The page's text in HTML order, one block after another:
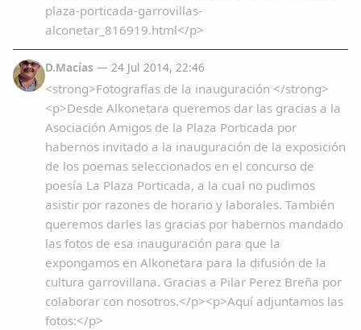
plaza-porticada-garrovillas-
alconetar_816919.html</p>
D.Macías — 24 Jul 2014, 22:46
<strong>Fotografías de la inauguración </strong>
<p>Desde Alkonetara queremos dar las gracias a la
Asociación Amigos de la Plaza Porticada por
habernos invitado a la inauguración de la exposición
de los poemas seleccionados en el concurso de
poesía La Plaza Porticada, a la cual no pudimos
asistir por razones de horario y laborales. También
queremos darles las gracias por habernos mandado
las fotos de esa inauguración para que la
expongamos en Alkonetara para la difusión de la
cultura garrovillana. Gracias a Pilar Perez Breña por
colaborar con nosotros.</p><p>Aquí adjuntamos las
fotos:</p>